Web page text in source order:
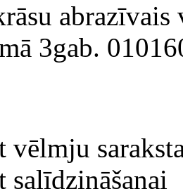
3gab.
vēlmju
salīdzināšanai